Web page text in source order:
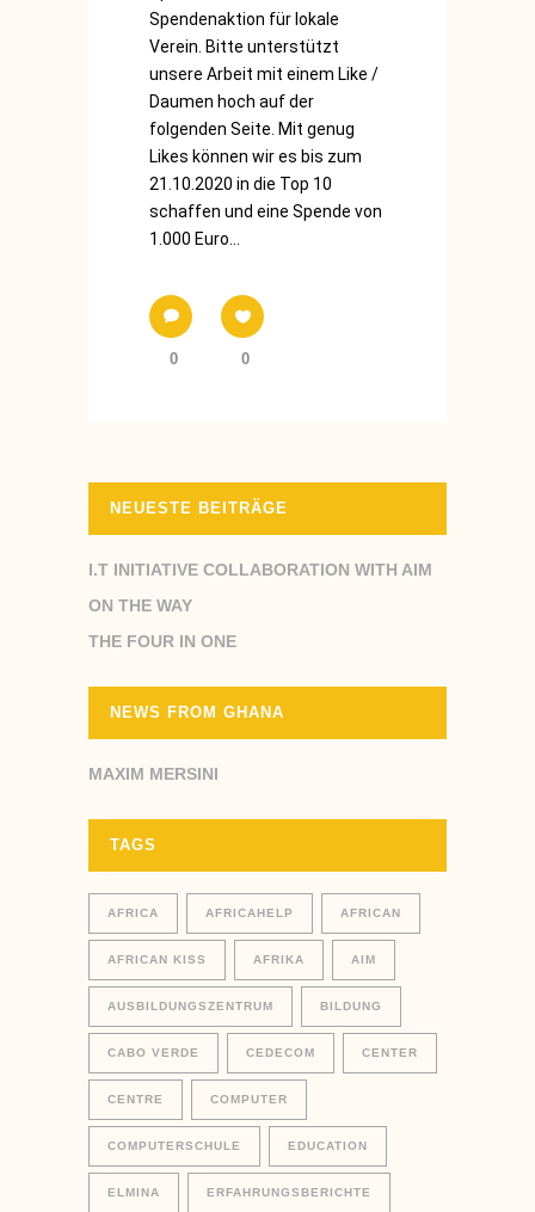
Spendenaktion für lokale
Verein. Bitte unterstützt
unsere Arbeit mit einem Like /
Daumen hoch auf der
folgenden Seite. Mit genug
Likes können wir es bis zum
21.10.2020 in die Top 10
schaffen und eine Spende von
1.000 Euro...
0 0
NEUESTE BEITRÄGE
I.T INITIATIVE COLLABORATION WITH AIM
ON THE WAY
THE FOUR IN ONE
NEWS FROM GHANA
MAXIM MERSINI
TAGS
AFRICA AFRICAHELP AFRICAN
AFRICAN KISS AFRIKA AIM
AUSBILDUNGSZENTRUM BILDUNG
CABO VERDE CEDECOM CENTER
CENTRE COMPUTER
COMPUTERSCHULE EDUCATION
ELMINA ERFAHRUNGSBERICHTE